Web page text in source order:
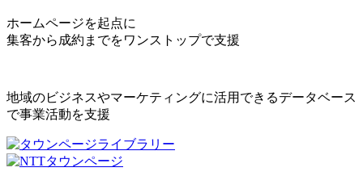
ホームページを起点に
集客から成約までをワンストップで支援
地域のビジネスやマーケティングに活用できるデータベース
で事業活動を支援